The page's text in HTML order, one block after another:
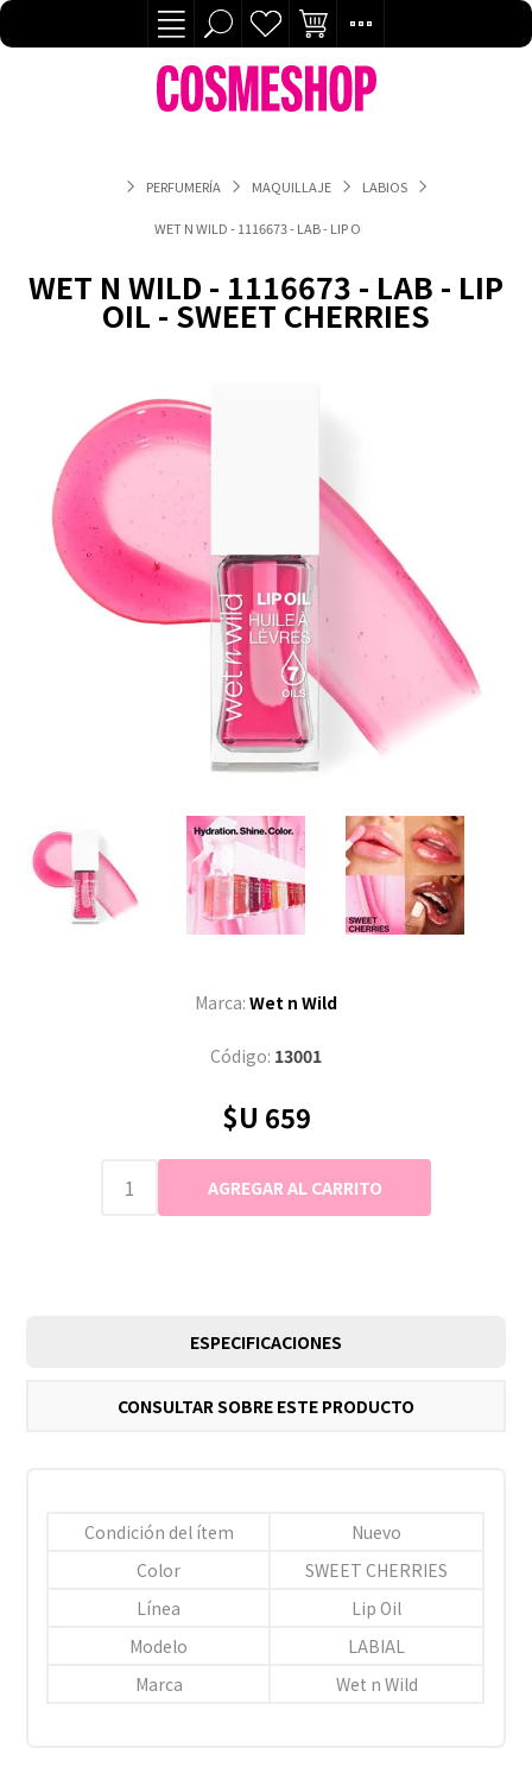
PERFUMERÍA MAQUILLAJE LABIOS
WET N WILD - 1116673 - LAB - LIP OIL - SWEET CHERRIES
WET N WILD - 1116673 - LAB - LIP
OIL - SWEET CHERRIES
Marca: Wet n Wild
Código: 13001
$U 659
ESPECIFICACIONES
CONSULTAR SOBRE ESTE PRODUCTO
Condición del ítem
Nuevo
Color
SWEET CHERRIES
Línea
Lip Oil
Modelo
LABIAL
Marca
Wet n Wild